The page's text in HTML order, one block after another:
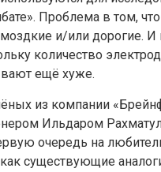
Проблема в том,
и/или дорогие. И
количество
ещё хуже.
из компании
Ильдаром
очередь на
существующие